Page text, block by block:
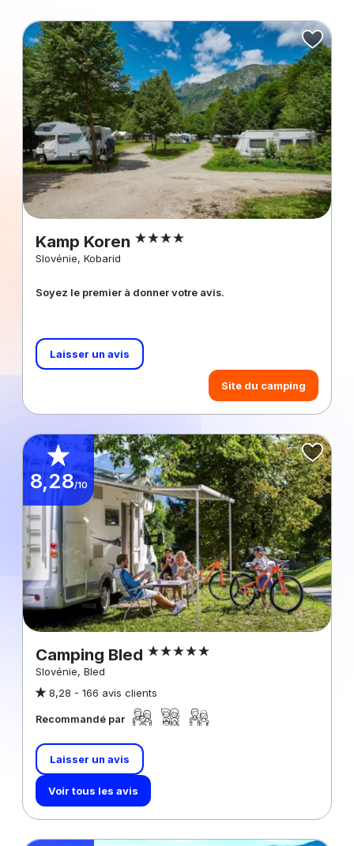
Kamp Koren
Slovénie, Kobarid
Soyez le premier à donner votre avis.
Laisser un avis
Site du camping
8,28/10
Camping Bled
Slovénie, Bled
8,28 - 166 avis clients
Recommandé par
Laisser un avis
Voir tous les avis